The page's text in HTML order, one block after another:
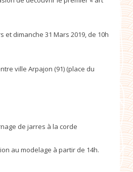
et dimanche 31 Mars 2019, de 10h
ville Arpajon (91) (place du
de jarres à la corde
au modelage à partir de 14h.